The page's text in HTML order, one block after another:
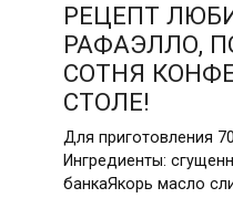
РЕЦЕПТ
РАФАЭЛЛО,
СОТНЯ
СТОЛЕ!
Для приготовления
Ингредиенты:
банкаЯкорь масло